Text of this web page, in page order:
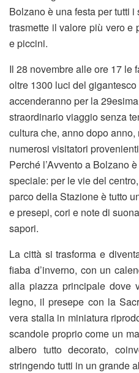
Bolzano è una festa per tutti
trasmette il valore più vero e
e piccini.
Il 28 novembre alle ore 17 le
oltre 1300 luci del
accenderanno per la
straordinario viaggio senza
cultura che, anno dopo
numerosi visitatori
Perché l’Avvento a Bolzano
speciale: per le vie del
parco della Stazione è tutto
e presepi, cori e note di
sapori.
La città si trasforma e
fiaba d’inverno, con un
alla piazza principale dove
legno, il presepe con la
vera stalla in miniatura
scandole proprio come un
albero tutto decorato,
stringendo tutti in un grande